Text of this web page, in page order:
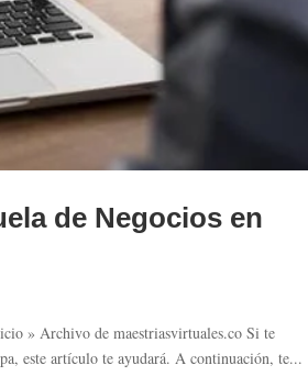
de Negocios en
» Archivo de maestriasvirtuales.co Si te
este artículo te ayudará. A continuación, te...